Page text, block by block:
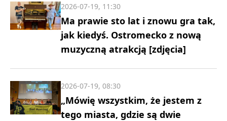
Ma prawie sto lat i znowu gra tak,
jak kiedyś. Ostromecko z nową
muzyczną atrakcją [zdjęcia]
2026-07-19, 11:30
„Mówię wszystkim, że jestem z
tego miasta, gdzie są dwie
2026-07-19, 08:30